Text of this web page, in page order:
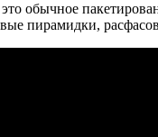
обычное
пирамидки,